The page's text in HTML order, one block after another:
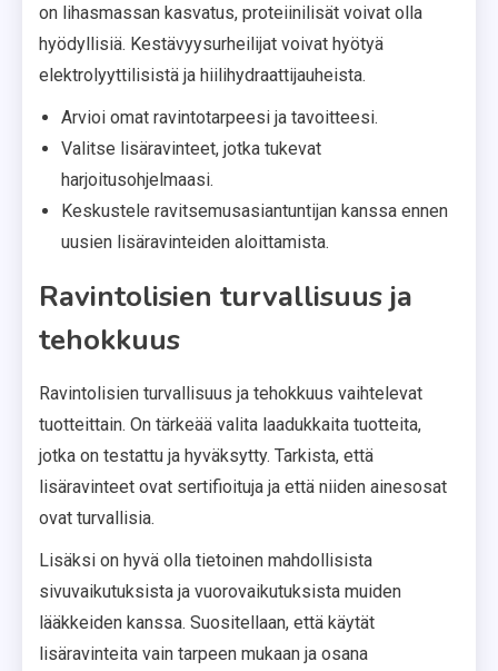
on lihasmassan kasvatus, proteiinilisät voivat olla
hyödyllisiä. Kestävyysurheilijat voivat hyötyä
elektrolyyttilisistä ja hiilihydraattijauheista.
Arvioi omat ravintotarpeesi ja tavoitteesi.
Valitse lisäravinteet, jotka tukevat
harjoitusohjelmaasi.
Keskustele ravitsemusasiantuntijan kanssa ennen
uusien lisäravinteiden aloittamista.
Ravintolisien turvallisuus ja
tehokkuus
Ravintolisien turvallisuus ja tehokkuus vaihtelevat
tuotteittain. On tärkeää valita laadukkaita tuotteita,
jotka on testattu ja hyväksytty. Tarkista, että
lisäravinteet ovat sertifioituja ja että niiden ainesosat
ovat turvallisia.
Lisäksi on hyvä olla tietoinen mahdollisista
sivuvaikutuksista ja vuorovaikutuksista muiden
lääkkeiden kanssa. Suositellaan, että käytät
lisäravinteita vain tarpeen mukaan ja osana